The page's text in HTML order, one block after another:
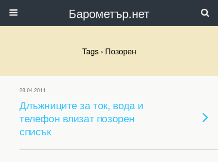
Барометър.нет
Tags › Позорен
28.04.2011
Длъжниците за ток, вода и
телефон влизат позорен
списък